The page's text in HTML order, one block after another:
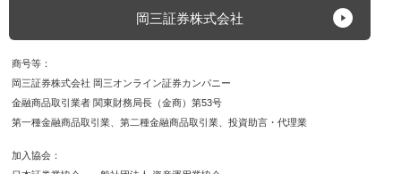
岡三証券株式会社
商号等
岡三証券株式会社 岡三オンライン証券カンパニー
金融商品取引業者 関東財務局長（金商）第53号
第一種金融商品取引業
第二種金融商品取引業 投資助言・代理業
加入協会